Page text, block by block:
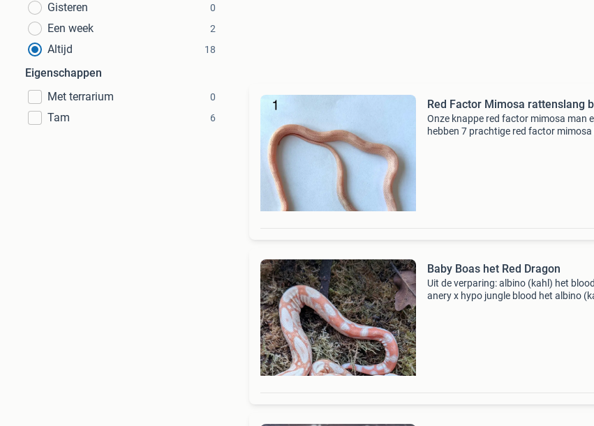
Gisteren 0
Een week 2
Altijd 18
Eigenschappen
Met terrarium
0
Tam 6
Red Factor Mimosa rattenslang
Onze knappe red factor mimosa man
hebben 7 prachtige red factor mimosa
Baby Boas het Red Dragon
Uit de verparing: albino (kahl) het
anery x hypo jungle blood het albino